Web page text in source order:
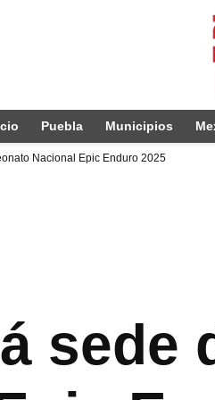
Puebla Municipios
Nacional Epic Enduro 2025
sede